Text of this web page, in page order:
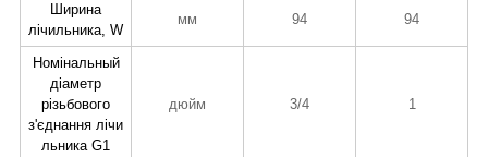
Ширина
лічильника, W
мм 94 94
Номінальный
діаметр
різьбового
з'єднання лічи
льника G1
дюйм 3/4 1